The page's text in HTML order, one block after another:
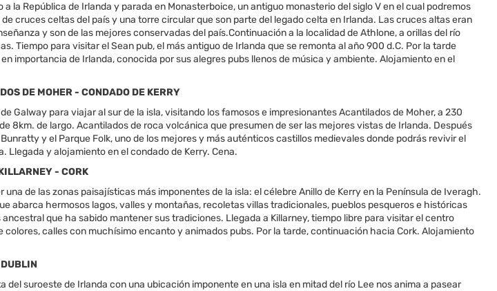
la República de Irlanda y parada en Monasterboice, un antiguo monasterio del siglo V en el cual podremos
cruces celtas del país y una torre circular que son parte del legado celta en Irlanda. Las cruces altas eran
y son de las mejores conservadas del país.Continuación a la localidad de Athlone, a orillas del río
Tiempo para visitar el Sean pub, el más antiguo de Irlanda que se remonta al año 900 d.C. Por la tarde
importancia de Irlanda, conocida por sus alegres pubs llenos de música y ambiente. Alojamiento en el
DE MOHER - CONDADO DE KERRY
Galway para viajar al sur de la isla, visitando los famosos e impresionantes Acantilados de Moher, a 230
8km. de largo. Acantilados de roca volcánica que presumen de ser las mejores vistas de Irlanda. Después
y el Parque Folk, uno de los mejores y más auténticos castillos medievales donde podrás revivir el
Llegada y alojamiento en el condado de Kerry. Cena.
- CORK
de las zonas paisajísticas más imponentes de la isla: el célebre Anillo de Kerry en la Península de Iveragh.
abarca hermosos lagos, valles y montañas, recoletas villas tradicionales, pueblos pesqueros e históricas
que ha sabido mantener sus tradiciones. Llegada a Killarney, tiempo libre para visitar el centro
colores, calles con muchísimo encanto y animados pubs. Por la tarde, continuación hacia Cork. Alojamiento
del suroeste de Irlanda con una ubicación imponente en una isla en mitad del río Lee nos anima a pasear